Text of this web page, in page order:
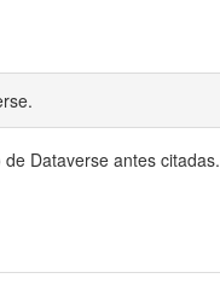
Dataverse antes citadas.